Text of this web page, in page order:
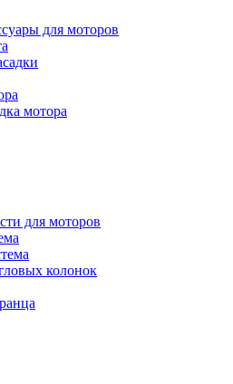
для моторов
мотора
для моторов
колонок